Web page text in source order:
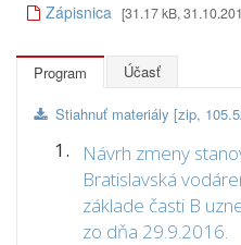
Zápisnica [31.17 kB,
Program Účasť
Stiahnuť materiály [zip,
1.
Návrh zmeny
Bratislavská
základe časti B
zo dňa 29.9.2016.